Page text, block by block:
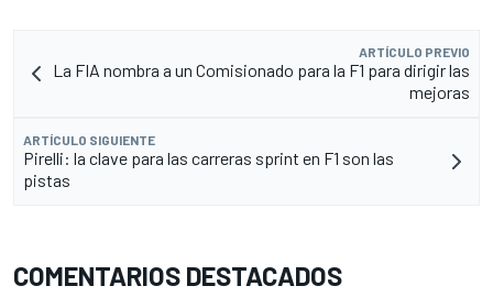
ARTÍCULO PREVIO
La FIA nombra a un Comisionado para la F1 para dirigir las
mejoras
ARTÍCULO SIGUIENTE
Pirelli: la clave para las carreras sprint en F1 son las
pistas
COMENTARIOS DESTACADOS